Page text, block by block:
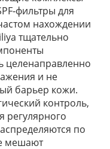
для
нахождении
тщательно
целенаправленно
и не
барьер кожи.
контроль,
регулярного
по
мешают